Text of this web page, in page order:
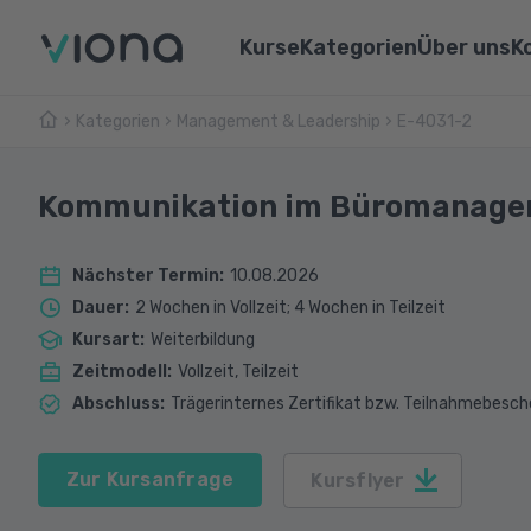
Kurse
Umschulungen
Kategorien
Pflege & Medizin
Über uns
Über
Lernen
Kategorien Management & Leadership E-4031-2
Kommunikation im
Nächster Termin: 10.08.2026
Dauer: 2 Wochen in Vollzeit; 4 Wochen in Teilzeit
Kursart: Weiterbildung
Zeitmodell : Vollzeit, Teilzeit
Abschluss: Trägerinternes Zertifikat bzw.
Zur Kursanfrage Kursflyer